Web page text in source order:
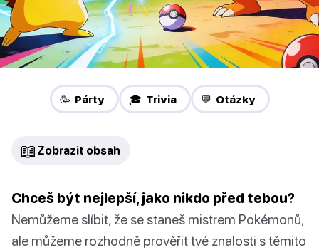
🥳 Párty 🎓 Trivia 💬 Otázky
📖 Zobrazit obsah
Chceš být nejlepší, jako nikdo před tebou?
Nemůžeme slíbit, že se staneš mistrem Pokémonů,
ale můžeme rozhodně prověřit tvé znalosti s těmito